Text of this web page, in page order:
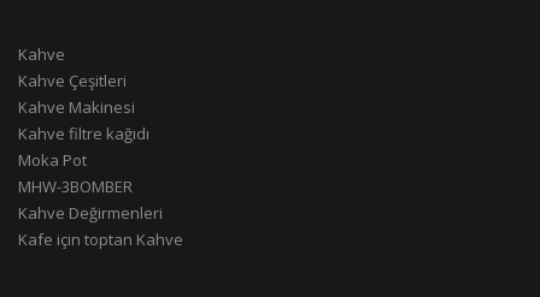
Kahve
Kahve Çeşitleri
Kahve Makinesi
Kahve filtre kağıdı
Moka Pot
MHW-3BOMBER
Kahve Değirmenleri
Kafe için toptan Kahve